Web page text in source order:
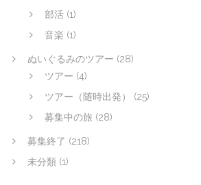
部活 (1)
音楽 (1)
ぬいぐるみのツアー (28)
ツアー (4)
ツアー（随時出発）
(25)
募集中の旅 (28)
募集終了 (218)
未分類 (1)